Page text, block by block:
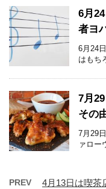
6月
者ヨ
6月24
はもち
7月
その
7月29
ァロー
PREV 4月13日は喫茶